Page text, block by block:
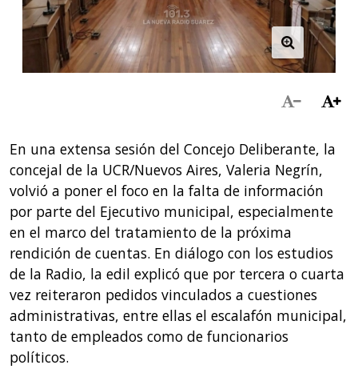
En una extensa sesión del Concejo Deliberante, la
concejal de la UCR/Nuevos Aires, Valeria Negrín,
volvió a poner el foco en la falta de información
por parte del Ejecutivo municipal, especialmente
en el marco del tratamiento de la próxima
rendición de cuentas. En diálogo con los estudios
de la Radio, la edil explicó que por tercera o cuarta
vez reiteraron pedidos vinculados a cuestiones
administrativas, entre ellas el escalafón municipal,
tanto de empleados como de funcionarios
políticos.